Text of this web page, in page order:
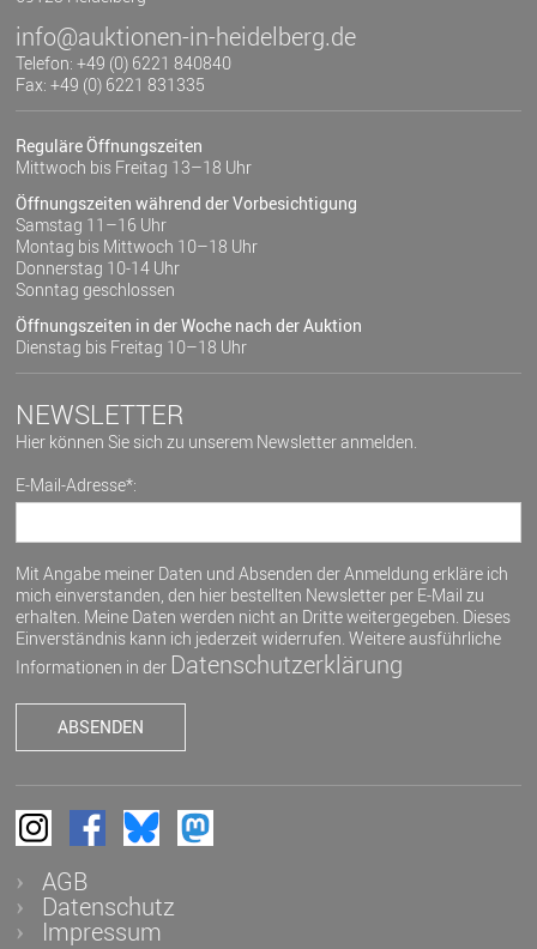
info@auktionen-in-heidelberg.de
Telefon: +49 (0) 6221 840840
Fax: +49 (0) 6221 831335
Reguläre Öffnungszeiten
Mittwoch bis Freitag 13–18 Uhr
Öffnungszeiten während der Vorbesichtigung
Samstag 11–16 Uhr
Montag bis Mittwoch 10–18 Uhr
Donnerstag 10-14 Uhr
Sonntag geschlossen
Öffnungszeiten in der Woche nach der Auktion
Dienstag bis Freitag 10–18 Uhr
NEWSLETTER
Hier können Sie sich zu unserem Newsletter anmelden.
E-Mail-Adresse*:
Mit Angabe meiner Daten und Absenden der Anmeldung erkläre ich
mich einverstanden, den hier bestellten Newsletter per E-Mail zu
erhalten. Meine Daten werden nicht an Dritte weitergegeben. Dieses
Einverständnis kann ich jederzeit widerrufen. Weitere ausführliche
Informationen in der Datenschutzerklärung
AGB
Datenschutz
Impressum